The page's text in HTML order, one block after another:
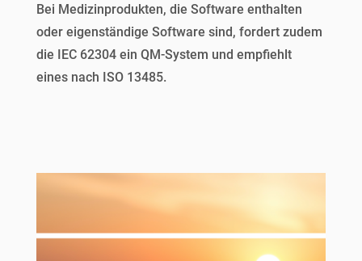
Bei Medizinprodukten, die Software enthalten
oder eigenständige Software sind, fordert zudem
die IEC 62304 ein QM-System und empfiehlt
eines nach ISO 13485.